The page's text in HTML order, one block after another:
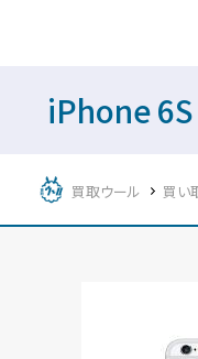
iPhone
買取ウール 買い